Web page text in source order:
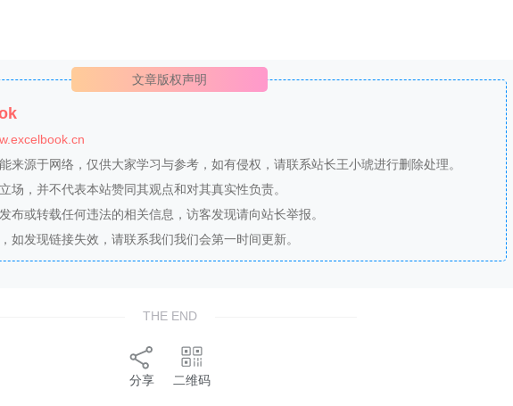
文章版权声明
来源于网络，仅供大家学习与参考，如有侵权，请联系站长王小琥进行删除处理。
场，并不代表本站赞同其观点和对其真实性负责。
布或转载任何违法的相关信息，访客发现请向站长举报。
如发现链接失效，请联系我们我们会第一时间更新。
THE END
分享 二维码